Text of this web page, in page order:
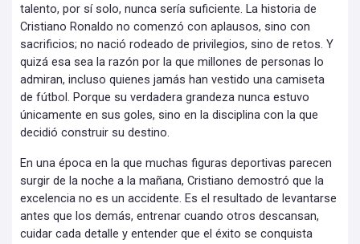
talento, por sí solo, nunca sería suficiente. La historia de
Cristiano Ronaldo no comenzó con aplausos, sino con
sacrificios; no nació rodeado de privilegios, sino de retos. Y
quizá esa sea la razón por la que millones de personas lo
admiran, incluso quienes jamás han vestido una camiseta
de fútbol. Porque su verdadera grandeza nunca estuvo
únicamente en sus goles, sino en la disciplina con la que
decidió construir su destino.
En una época en la que muchas figuras deportivas parecen
surgir de la noche a la mañana, Cristiano demostró que la
excelencia no es un accidente. Es el resultado de levantarse
antes que los demás, entrenar cuando otros descansan,
cuidar cada detalle y entender que el éxito se conquista